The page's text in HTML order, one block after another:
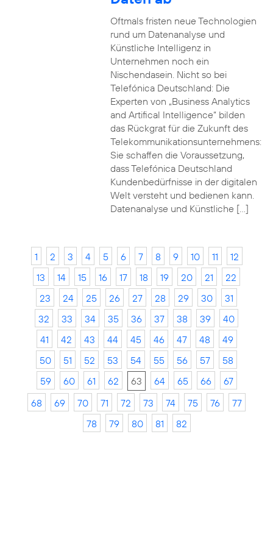
Oftmals fristen neue Technologien
rund um Datenanalyse und
Künstliche Intelligenz in
Unternehmen noch ein
Nischendasein. Nicht so bei
Telefónica Deutschland: Die
Experten von „Business Analytics
and Artifical Intelligence“ bilden
das Rückgrat für die Zukunft des
Telekommunikationsunternehmens:
Sie schaffen die Voraussetzung,
dass Telefónica Deutschland
Kundenbedürfnisse in der digitalen
Welt versteht und bedienen kann.
Datenanalyse und Künstliche […]
1 2 3 4 5 6 7 8 9 10 11
12
13
14 15 16 17 18 19 20 21
22
23
24 25 26 27 28 29 30
31
32
33 34 35 36 37 38 39
40
41
42 43 44 45 46 47 48
49
50
51 52 53 54 55 56 57
58
59
60 61 62 63 64 65 66
67
68
69 70 71 72 73 74 75 76
77
78
79 80 81 82